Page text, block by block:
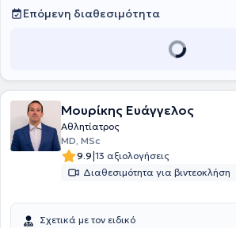
Εθνικής ομάδας κολύμβησης και
έχει διατελέσει Αθλητίατρος στην ΠΑΕ
Επόμενη διαθεσιμότητα
Μουρίκης Ευάγγελος
Αθλητίατρος
MD, MSc
9.9|13 αξιολογήσεις
Διαθεσιμότητα για βιντεοκλήση
Σχετικά με τον ειδικό